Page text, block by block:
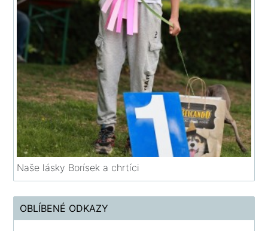
Naše lásky Borísek a chrtíci
OBLÍBENÉ ODKAZY